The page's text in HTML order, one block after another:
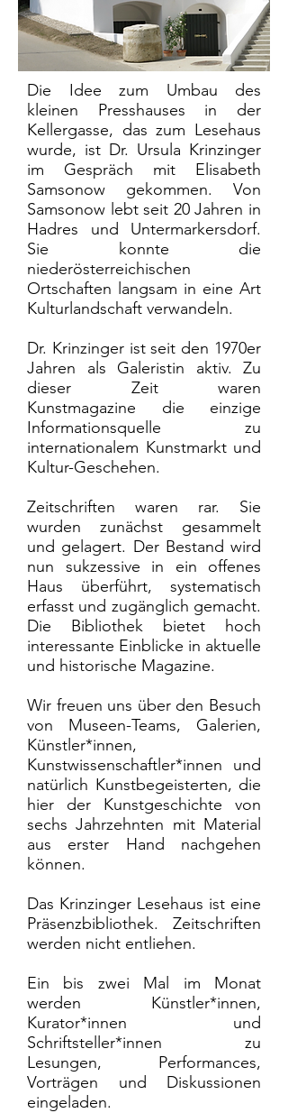
Die Idee zum Umbau des
kleinen Presshauses in der
Kellergasse, das zum Lesehaus
wurde, ist Dr. Ursula Krinzinger
im Gespräch mit Elisabeth
Samsonow gekommen. Von
Samsonow lebt seit 20 Jahren in
Hadres und Untermarkersdorf.
Sie konnte die
niederösterreichischen
Ortschaften langsam in eine Art
Kulturlandschaft verwandeln.
Dr. Krinzinger ist seit den 1970er
Jahren als Galeristin aktiv. Zu
dieser Zeit waren
Kunstmagazine die einzige
Informationsquelle zu
internationalem Kunstmarkt und
Kultur-Geschehen.
Zeitschriften waren rar. Sie
wurden zunächst gesammelt
und gelagert. Der Bestand wird
nun sukzessive in ein offenes
Haus überführt, systematisch
erfasst und zugänglich gemacht.
Die Bibliothek bietet hoch
interessante Einblicke in aktuelle
und historische Magazine.
Wir freuen uns über den Besuch
von Museen-Teams, Galerien,
Künstler*innen,
Kunstwissenschaftler*innen und
natürlich Kunstbegeisterten, die
hier der Kunstgeschichte von
sechs Jahrzehnten mit Material
aus erster Hand nachgehen
können.
Das Krinzinger Lesehaus ist eine
Präsenzbibliothek. Zeitschriften
werden nicht entliehen.
Ein bis zwei Mal im Monat
werden Künstler*innen,
Kurator*innen und
Schriftsteller*innen zu
Lesungen, Performances,
Vorträgen und Diskussionen
eingeladen.